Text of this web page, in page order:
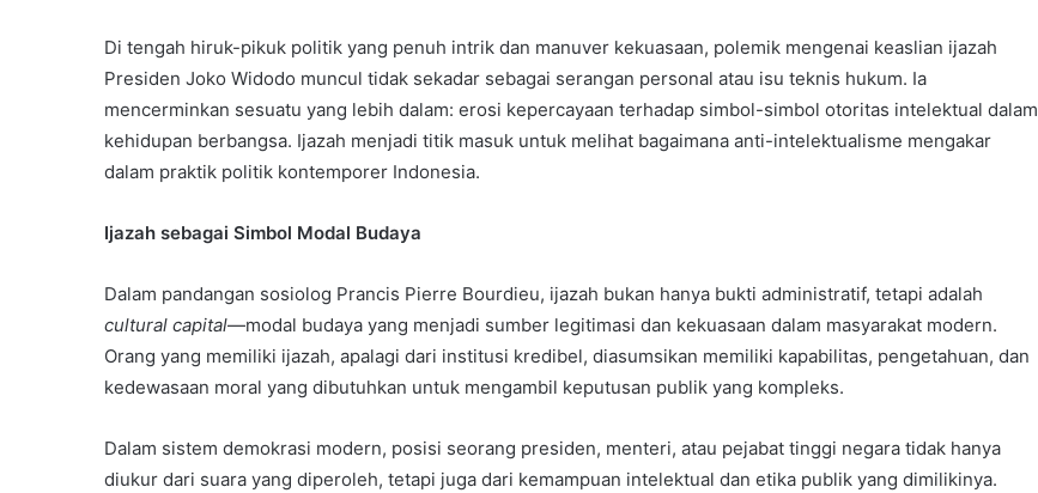
Di tengah hiruk-pikuk politik yang penuh intrik dan manuver kekuasaan, polemik mengenai keaslian ijazah
Presiden Joko Widodo muncul tidak sekadar sebagai serangan personal atau isu teknis hukum. Ia
mencerminkan sesuatu yang lebih dalam: erosi kepercayaan terhadap simbol-simbol otoritas intelektual dalam
kehidupan berbangsa. Ijazah menjadi titik masuk untuk melihat bagaimana anti-intelektualisme mengakar
dalam praktik politik kontemporer Indonesia.
Ijazah sebagai Simbol Modal Budaya
Dalam pandangan sosiolog Prancis Pierre Bourdieu, ijazah bukan hanya bukti administratif, tetapi adalah
cultural capital—modal budaya yang menjadi sumber legitimasi dan kekuasaan dalam masyarakat modern.
Orang yang memiliki ijazah, apalagi dari institusi kredibel, diasumsikan memiliki kapabilitas, pengetahuan, dan
kedewasaan moral yang dibutuhkan untuk mengambil keputusan publik yang kompleks.
Dalam sistem demokrasi modern, posisi seorang presiden, menteri, atau pejabat tinggi negara tidak hanya
diukur dari suara yang diperoleh, tetapi juga dari kemampuan intelektual dan etika publik yang dimilikinya.